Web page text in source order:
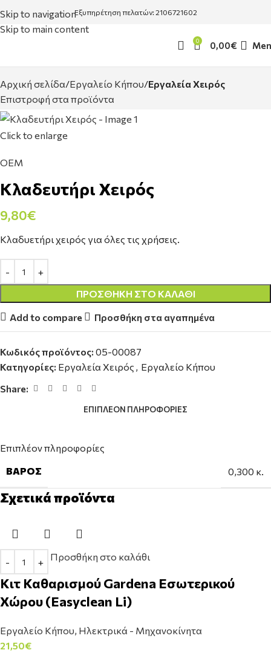
Skip to navigation
Skip to main content
Εξυπηρέτηση πελατών: 2106721602
0 0,00€
Αρχική σελίδα Εργαλείο Κήπου Εργαλεία Χειρός
Επιστροφή στα προϊόντα
Click to enlarge
OEM
Κλαδευτήρι Χειρός
9,80€
Κλαδυετήρι χειρός για όλες τις χρήσεις.
ΠΡΟΣΘΉΚΗ ΣΤΟ ΚΑΛΆΘΙ
Add to compare Προσθήκη στα αγαπημένα
Κωδικός προϊόντος: 05-00087
Κατηγορίες: Εργαλεία Χειρός , Εργαλείο Κήπου
Share:
ΕΠΙΠΛΈΟΝ ΠΛΗΡΟΦΟΡΊΕΣ
Επιπλέον πληροφορίες
ΒΆΡΟΣ
0,300 κ.
Σχετικά προϊόντα
Προσθήκη στο καλάθι
Κιτ Καθαρισμού Gardena Εσωτερικού
Χώρου (Easyclean Li)
Εργαλείο Κήπου, Ηλεκτρικά - Μηχανοκίνητα
21,50€